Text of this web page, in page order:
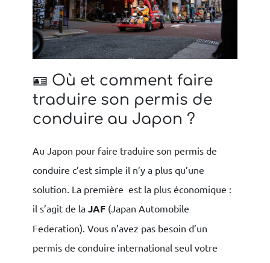
🪪 Où et comment faire
traduire son permis de
conduire au Japon ?
Au Japon pour faire traduire son permis de
conduire c’est simple il n’y a plus qu’une
solution. La première est la plus économique :
il s’agit de la JAF(Japan Automobile
Federation). Vous n’avez pas besoin d’un
permis de conduire international seul votre